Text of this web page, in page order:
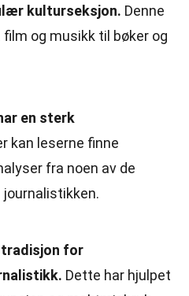
kulturseksjon. Denne
og musikk til bøker og
en sterk
kan leserne finne
fra noen av de
tradisjon for
Dette har hjulpet